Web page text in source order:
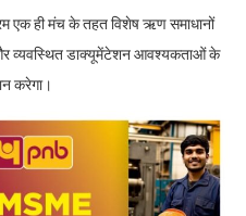
एक ही मंच के तहत विशेष ऋण समाधानों
व्यवस्थित डाक्यूमेंटेशन आवश्यकताओं के
करेगा।